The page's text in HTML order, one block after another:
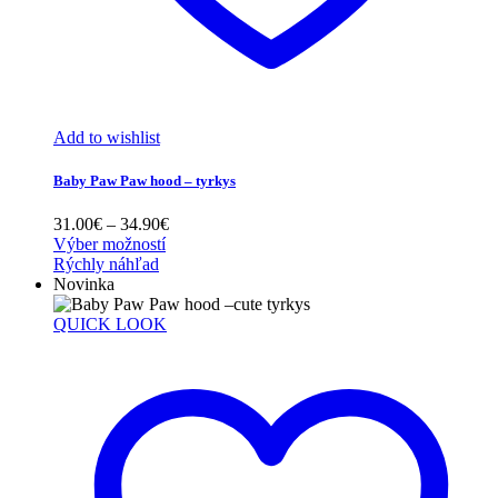
Add to wishlist
Baby Paw Paw hood – tyrkys
31.00€ – 34.90€Price
34.90€
Výber možností
Rýchly náhľad
Novinka
QUICK LOOK